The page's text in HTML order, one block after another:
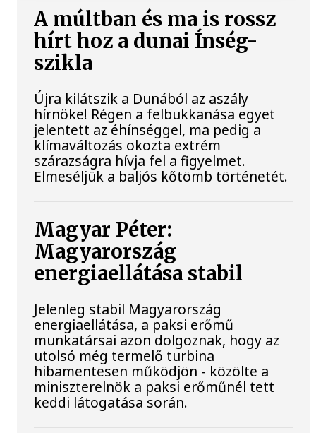
A múltban és ma is rossz
hírt hoz a dunai Ínség-
szikla
Újra kilátszik a Dunából az aszály
hírnöke! Régen a felbukkanása egyet
jelentett az éhínséggel, ma pedig a
klímaváltozás okozta extrém
szárazságra hívja fel a figyelmet.
Elmeséljük a baljós kőtömb történetét.
Magyar Péter:
Magyarország
energiaellátása stabil
Jelenleg stabil Magyarország
energiaellátása, a paksi erőmű
munkatársai azon dolgoznak, hogy az
utolsó még termelő turbina
hibamentesen működjön - közölte a
miniszterelnök a paksi erőműnél tett
keddi látogatása során.